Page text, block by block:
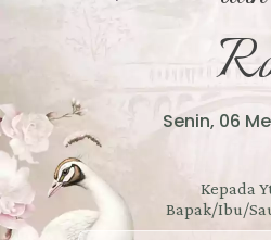
Senin, 06
Kepada
Bapak/Ibu/